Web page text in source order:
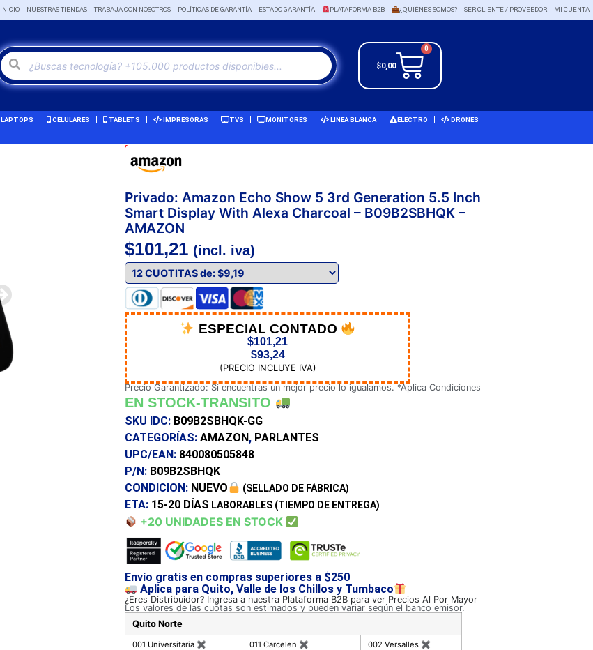
INICIO NUESTRAS TIENDAS TRABAJA CON NOSOTROS POLÍTICAS DE GARANTÍA ESTADO GARANTÍA PLATAFORMA B2B ¿QUIÉNES SOMOS? SER CLIENTE / PROVEEDOR MI CUENTA
$0,00
0
LAPTOPS CELULARES TABLETS IMPRESORAS TVS MONITORES LINEA BLANCA ELECTRO DRONES
Privado: Amazon Echo Show 5 3rd Generation 5.5 Inch
Smart Display With Alexa Charcoal – B09B2SBHQK –
AMAZON
$101,21 (incl. iva)
ESPECIAL CONTADO
$101,21
$93,24
(PRECIO INCLUYE IVA)
Precio Garantizado: Si encuentras un mejor precio lo igualamos. *Aplica Condiciones
EN STOCK-TRANSITO
SKU IDC: B09B2SBHQK-GG
CATEGORÍAS: AMAZON , PARLANTES
UPC/EAN: 840080505848
P/N: B09B2SBHQK
CONDICION: NUEVO (SELLADO DE FÁBRICA)
ETA: 15-20 DÍAS LABORABLES (TIEMPO DE ENTREGA)
+20 UNIDADES EN STOCK
Envío gratis en compras superiores a $250
Aplica para Quito, Valle de los Chillos y Tumbaco
¿Eres Distribuidor? Ingresa a nuestra Plataforma B2B para ver Precios Al Por Mayor
Los valores de las cuotas son estimados y pueden variar según el banco emisor.
Quito Norte
001 Universitaria ✖ 011 Carcelen ✖ 002 Versalles ✖